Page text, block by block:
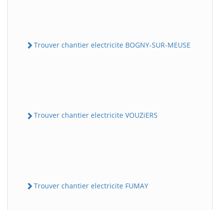
Trouver chantier electricite BOGNY-SUR-MEUSE
Trouver chantier electricite VOUZiERS
Trouver chantier electricite FUMAY